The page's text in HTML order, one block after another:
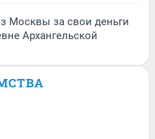
Москвы за свои деньги
Архангельской